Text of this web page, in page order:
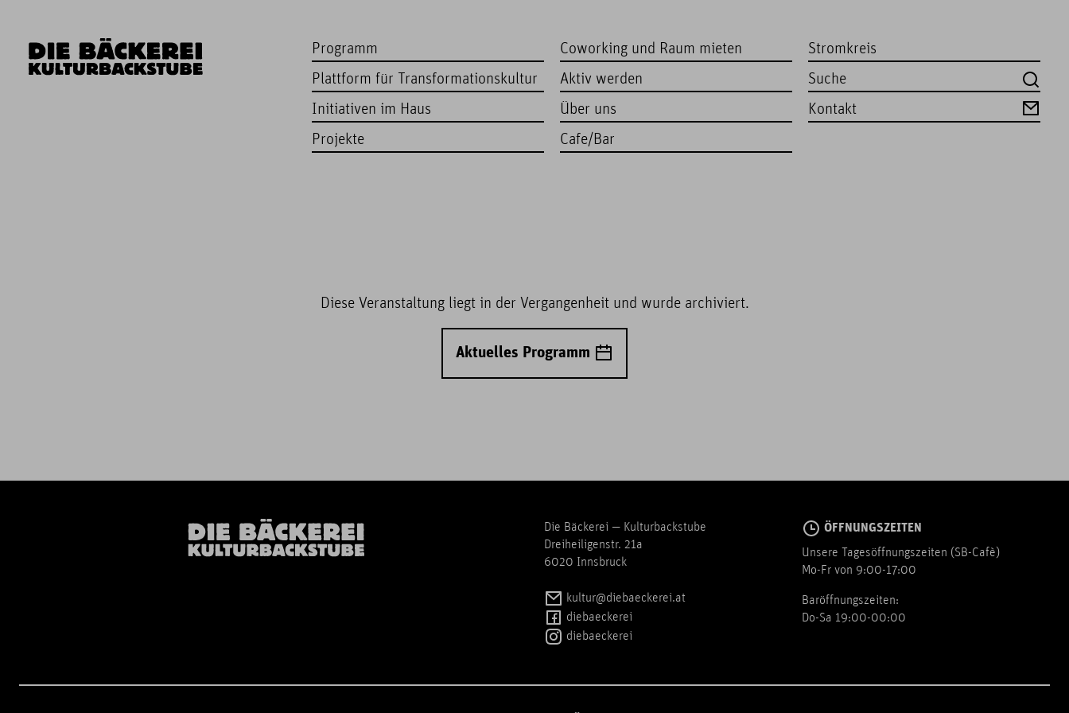
Programm
Plattform für Transformationskultur
Initiativen im Haus
Projekte
Coworking und Raum mieten
Aktiv werden
Über uns
Cafe/Bar
Stromkreis
Kontakt
Diese Veranstaltung liegt in der Vergangenheit und wurde archiviert.
Aktuelles Programm
Die Bäckerei — Kulturbackstube
Dreiheiligenstr. 21a
6020 Innsbruck
kultur@diebaeckerei.at
diebaeckerei
diebaeckerei
ÖFFNUNGSZEITEN
Unsere Tagesöffnungszeiten (SB-Cafè)
Mo-Fr von 9:00-17:00
Baröffnungszeiten:
Do-Sa 19:00-00:00